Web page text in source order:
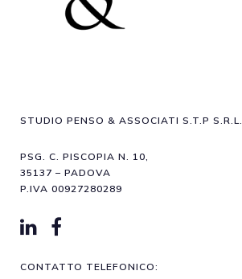
STUDIO PENSO & ASSOCIATI S.T.P S.R.L.
PSG. C. PISCOPIA N. 10,
35137 – PADOVA
P.IVA 00927280289
CONTATTO TELEFONICO: